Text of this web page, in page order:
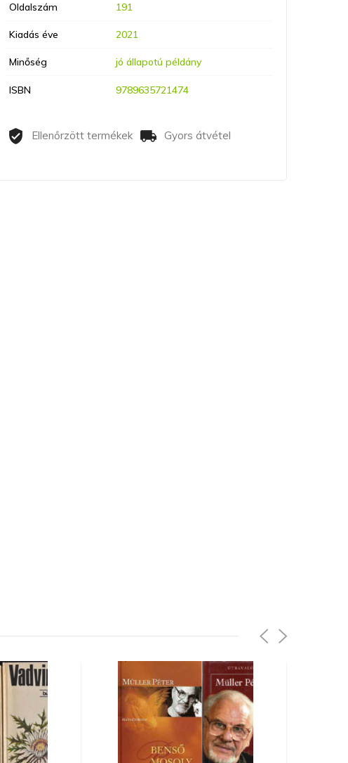
Oldalszám 191
Kiadás éve 2021
Minőség jó állapotú példány
ISBN 9789635721474
Ellenőrzött termékek Gyors átvétel